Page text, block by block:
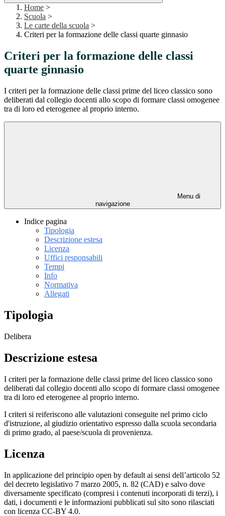
Home >
Scuola >
Le carte della scuola >
Criteri per la formazione delle classi quarte ginnasio
Criteri per la formazione delle classi
quarte ginnasio
I criteri per la formazione delle classi prime del liceo classico sono
deliberati dal collegio docenti allo scopo di formare classi omogenee
tra di loro ed eterogenee al proprio interno.
Menu di
navigazione
Indice pagina
Tipologia
Descrizione estesa
Licenza
Uffici responsabili
Tempi
Info
Normativa
Allegati
Tipologia
Delibera
Descrizione estesa
I criteri per la formazione delle classi prime del liceo classico sono
deliberati dal collegio docenti allo scopo di formare classi omogenee
tra di loro ed eterogenee al proprio interno.
I criteri si reiferiscono alle valutazioni conseguite nel primo ciclo
d'istruzione, al giudizio orientativo espresso dalla scuola secondaria
di primo grado, al paese/scuola di provenienza.
Licenza
In applicazione del principio open by default ai sensi dell’articolo 52
del decreto legislativo 7 marzo 2005, n. 82 (CAD) e salvo dove
diversamente specificato (compresi i contenuti incorporati di terzi), i
dati, i documenti e le informazioni pubblicati sul sito sono rilasciati
con licenza CC-BY 4.0.